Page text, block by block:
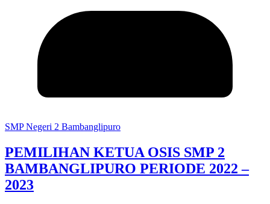
SMP Negeri 2 Bambanglipuro
PEMILIHAN KETUA OSIS SMP 2
BAMBANGLIPURO PERIODE 2022 –
2023